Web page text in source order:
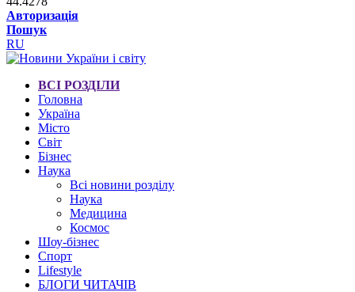
Авторизація
Пошук
RU
ВСІ РОЗДІЛИ
Головна
Україна
Місто
Світ
Бізнес
Наука
Всі новини розділу
Наука
Медицина
Космос
Шоу-бізнес
Спорт
Lifestyle
БЛОГИ ЧИТАЧІВ